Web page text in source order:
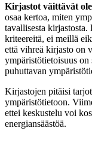
Kirjastot väittävät
osaa kertoa, miten
tavallisesta
kriteereitä, ei meillä
että vihreä kirjasto on
ympäristötietoisuus
puhuttavan
Kirjastojen pitäisi
ympäristötietoon.
ettei keskustelu voi
energiansäästöä.